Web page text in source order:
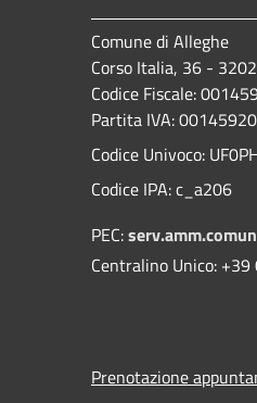
Comune di Alleghe
Corso Italia, 36 -
Codice Fiscale:
Partita IVA:
Codice Univoco:
Codice IPA: c_a206
PEC:
Centralino Unico:
Prenotazione